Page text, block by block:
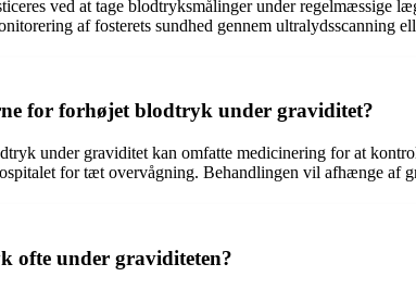
ved at tage blodtryksmålinger under regelmæssige
af fosterets sundhed gennem ultralydsscanning
for forhøjet blodtryk under graviditet?
under graviditet kan omfatte medicinering for at
for tæt overvågning. Behandlingen vil afhænge af
ofte under graviditeten?